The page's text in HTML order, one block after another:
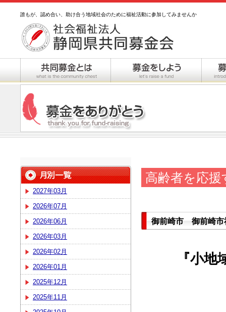
誰もが、認め合い、助け合う地域社会のために福祉活動に参加してみませんか
2027年03月
2026年07月
2026年06月
2026年03月
2026年02月
2026年01月
2025年12月
2025年11月
高齢者を応
御前崎市 御前崎市
『小